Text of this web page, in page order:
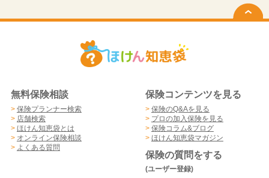
無料保険相談
> 保険プランナー検索
> 店舗検索
> ほけん知恵袋とは
> オンライン保険相談
> よくある質問
保険コンテンツを見る
> 保険のQ&Aを見る
> プロの加入保険を見る
> 保険コラム&ブログ
> ほけん知恵袋マガジン
保険の質問をする
(ユーザー登録)